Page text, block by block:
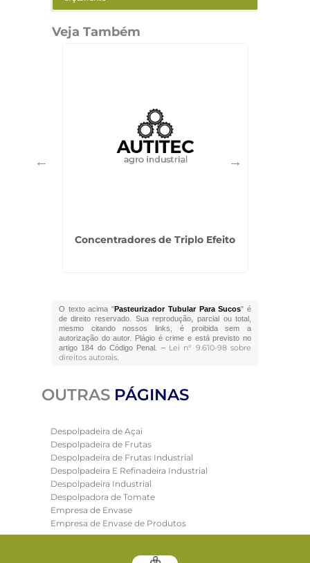
Veja Também
Concentradores de Triplo Efeito
O texto acima "Pasteurizador Tubular Para Sucos" é
de direito reservado. Sua reprodução, parcial ou total,
mesmo citando nossos links, é proibida sem a
autorização do autor. Plágio é crime e está previsto no
artigo 184 do Código Penal. – Lei n° 9.610-98 sobre
direitos autorais.
OUTRAS PÁGINAS
Despolpadeira de Açai
Despolpadeira de Frutas
Despolpadeira de Frutas Industrial
Despolpadeira E Refinadeira Industrial
Despolpadeira Industrial
Despolpadora de Tomate
Empresa de Envase
Empresa de Envase de Produtos
Empresa de Trocadores de Calor